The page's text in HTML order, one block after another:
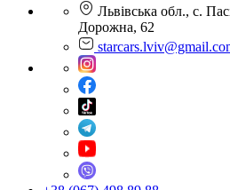
Львівська обл., с.
Дорожна, 62